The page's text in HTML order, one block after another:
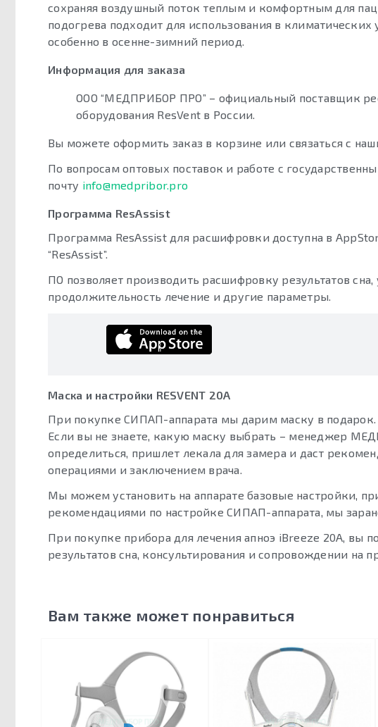
сохраняя воздушный поток теплым и комфортным для
подогрева подходит для использования в климатических
особенно в осенне-зимний период.
Информация для заказа
ООО “МЕДПРИБОР ПРО” – официальный поставщик
оборудования ResVent в России.
Вы можете оформить заказ в корзине или связаться с
По вопросам оптовых поставок и работе с
почту info@medpribor.pro
Программа ResAssist
Программа ResAssist для расшифровки доступна в
“ResAssist”.
ПО позволяет производить расшифровку результатов
продолжительность лечение и другие параметры.
Маска и настройки RESVENT 20A
При покупке СИПАП-аппарата мы дарим маску в
Если вы не знаете, какую маску выбрать – менеджер
определиться, пришлет лекала для замера и даст
операциями и заключением врача.
Мы можем установить на аппарате базовые настройки,
рекомендациями по настройке СИПАП-аппарата, мы
При покупке прибора для лечения апноэ iBreeze 20A, вы
результатов сна, консультирования и сопровождении на
Вам также может понравиться